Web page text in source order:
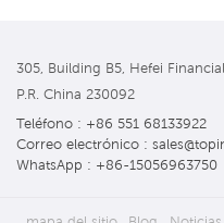
305, Building B5, Hefei
P.R. China 230092
Teléfono : +86 551 68133922
Correo electrónico :
WhatsApp : +86-15056963750